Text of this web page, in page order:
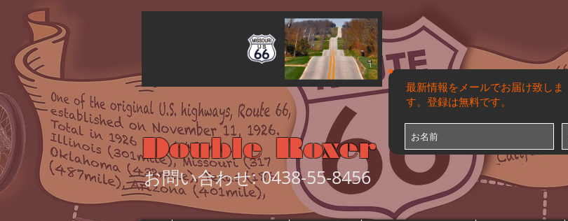
お問い合わせ: 0438-55-8456
Double Roxer
最新情報をメールでお届け致しま
す。登録は無料です。